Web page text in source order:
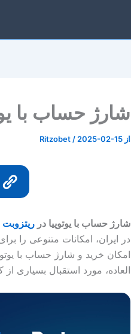
شارژ حساب با
از Ritzobet / 2025-02-15
شارژ حساب با یوتوپیا در ریتزوبت
در ایران، امکانات متنوعی را
امکان خرید و شارژ حساب با
العاده، مورد استقبال بسیاری